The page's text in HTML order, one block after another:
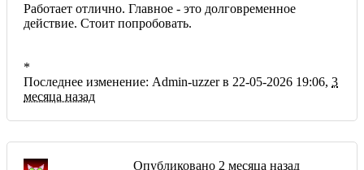
Работает отлично. Главное - это долговременное
действие. Стоит попробовать.
*
Последнее изменение: Admin-uzzer в 22-05-2026 19:06, 3
месяца назад
Опубликовано 2 месяца назад